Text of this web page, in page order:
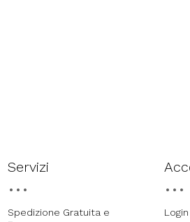
Servizi
Spedizione Gratuita e
Login